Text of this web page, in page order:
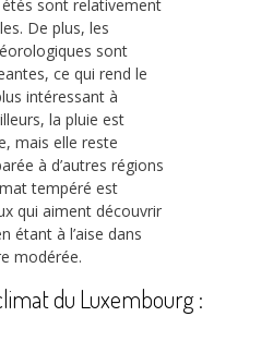
sont relativement
De plus, les
sont
ce qui rend le
intéressant à
la pluie est
mais elle reste
à d’autres régions
tempéré est
qui aiment découvrir
étant à l’aise dans
modérée.
du Luxembourg :